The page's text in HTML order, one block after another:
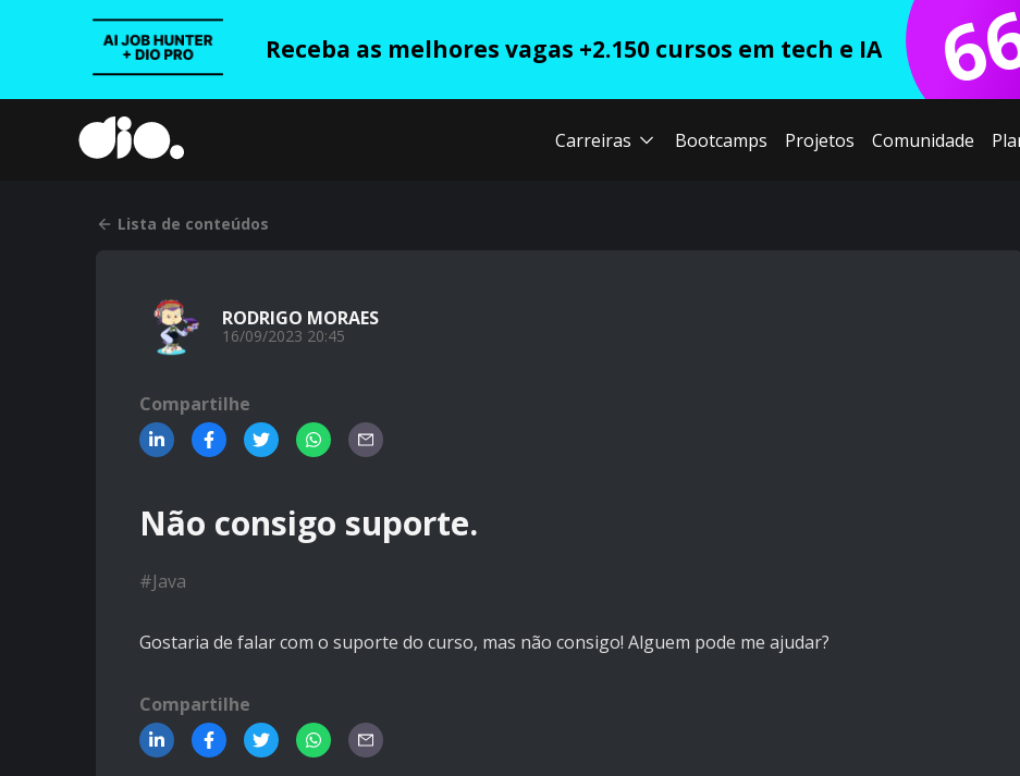
Receba as melhores vagas +2.150 cursos em tech e IA
Carreiras Bootcamps Projetos Comunidade
Lista de conteúdos
RODRIGO MORAES
16/09/2023 20:45
Compartilhe
Não consigo suporte.
#Java
Gostaria de falar com o suporte do curso, mas não consigo! Alguem pode me ajudar?
Compartilhe